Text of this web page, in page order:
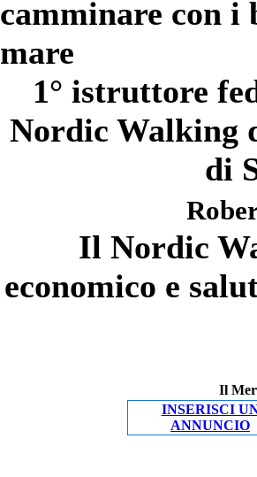
camminare con
mare
1° istruttore
Nordic Walking
di
Il Nordic
economico e
Il
INSERISCI
ANNUNCIO